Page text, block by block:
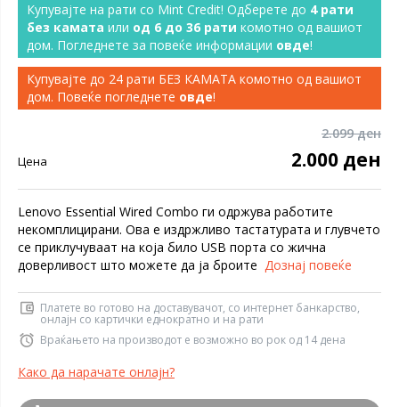
Купувајте на рати со Mint Credit! Одберете до 4 рати
без камата или од 6 до 36 рати комотно од вашиот
дом. Погледнете за повеќе информации овде!
Купувајте до 24 рати БЕЗ КАМАТА комотно од вашиот
дом. Повеќе погледнете овде!
2.099 ден
Цена 2.000 ден
Lenovo Essential Wired Combo ги одржува работите
некомплицирани. Ова е издржливо тастатурата и глувчето
се приклучуваат на која било USB порта со жична
доверливост што можете да ја броите Дознај повеќе
Платете во готово на доставувачот, со интернет банкарство,
онлајн со картички еднократно и на рати
Враќањето на производот е возможно во рок од 14 дена
Како да нарачате онлајн?